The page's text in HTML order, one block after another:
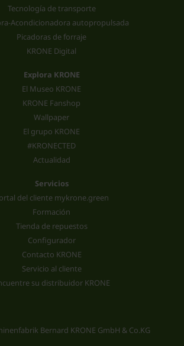
Tecnología de transporte
Acondicionadora autopropulsada
Picadoras de forraje
KRONE Digital
Explora KRONE
El Museo KRONE
KRONE Fanshop
Wallpaper
El grupo KRONE
#KRONECTED
Actualidad
Servicios
del cliente mykrone.green
Formación
Tienda de repuestos
Configurador
Contacto KRONE
Servicio al cliente
su distribuidor KRONE
Bernard KRONE GmbH & Co.KG